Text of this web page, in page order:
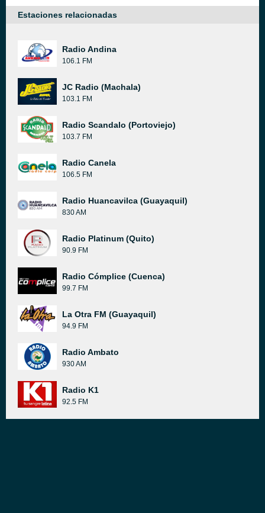
Estaciones relacionadas
Radio Andina
106.1 FM
JC Radio (Machala)
103.1 FM
Radio Scandalo (Portoviejo)
103.7 FM
Radio Canela
106.5 FM
Radio Huancavilca (Guayaquil)
830 AM
Radio Platinum (Quito)
90.9 FM
Radio Cómplice (Cuenca)
99.7 FM
La Otra FM (Guayaquil)
94.9 FM
Radio Ambato
930 AM
Radio K1
92.5 FM